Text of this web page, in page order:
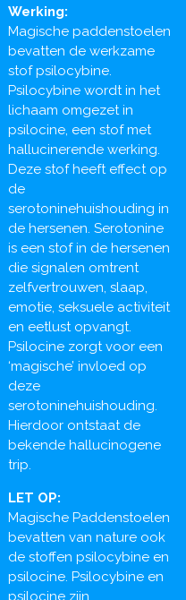
Werking:
Magische paddenstoelen
bevatten de werkzame
stof psilocybine.
Psilocybine wordt in het
lichaam omgezet in
psilocine, een stof met
hallucinerende werking.
Deze stof heeft effect op
de
serotoninehuishouding in
de hersenen. Serotonine
is een stof in de hersenen
die signalen omtrent
zelfvertrouwen, slaap,
emotie, seksuele activiteit
en eetlust opvangt.
Psilocine zorgt voor een
‘magische’ invloed op
deze
serotoninehuishouding.
Hierdoor ontstaat de
bekende hallucinogene
trip.
LET OP:
Magische Paddenstoelen
bevatten van nature ook
de stoffen psilocybine en
psilocine. Psilocybine en
psilocine zijn